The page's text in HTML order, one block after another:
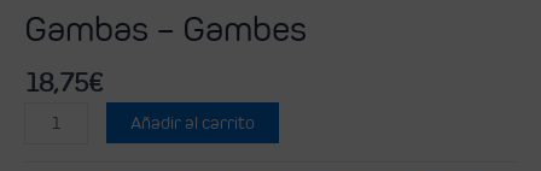
Gambas – Gambes
18,75€
Añadir al carrito